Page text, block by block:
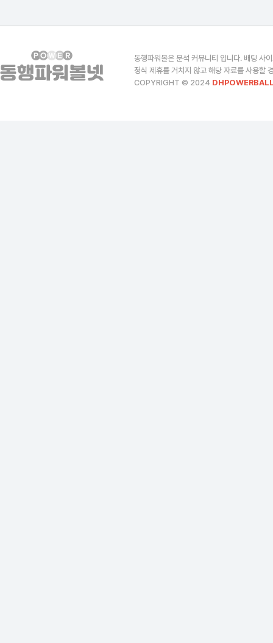
동행파워볼은 분석 커뮤니티 입니다. 배팅 사
정식 제휴를 거치지 않고 해당 자료를 사용할
COPYRIGHT © 2024